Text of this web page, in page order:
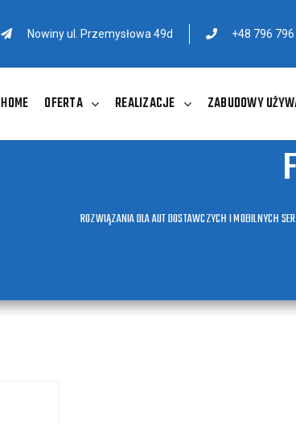
Nowiny ul. Przemysłowa 49d +48 796
HOME OFERTA REALIZACJE ZABUDOWY
ROZWIĄZANIA DLA AUT DOSTAWCZYCH I MOBILNYCH